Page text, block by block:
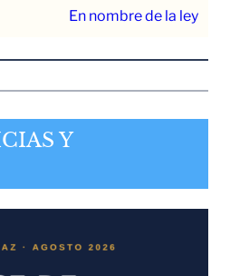
En nombre de la ley
Y